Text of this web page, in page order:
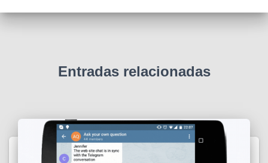
Entradas relacionadas